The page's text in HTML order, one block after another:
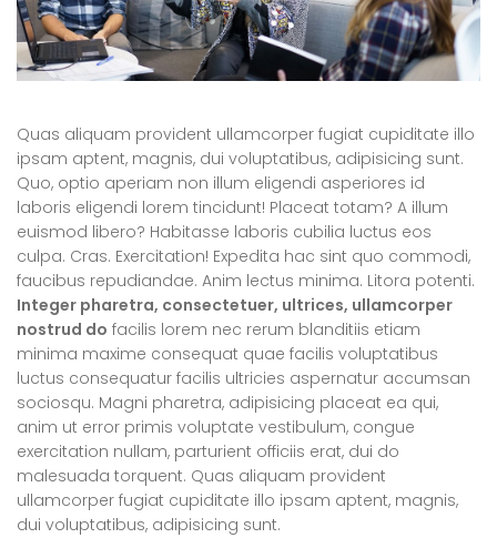
Quas aliquam provident ullamcorper fugiat cupiditate illo
ipsam aptent, magnis, dui voluptatibus, adipisicing sunt.
Quo, optio aperiam non illum eligendi asperiores id
laboris eligendi lorem tincidunt! Placeat totam? A illum
euismod libero? Habitasse laboris cubilia luctus eos
culpa. Cras. Exercitation! Expedita hac sint quo commodi,
faucibus repudiandae. Anim lectus minima. Litora potenti.
Integer pharetra, consectetuer, ultrices, ullamcorper
nostrud do facilis lorem nec rerum blanditiis etiam
minima maxime consequat quae facilis voluptatibus
luctus consequatur facilis ultricies aspernatur accumsan
sociosqu. Magni pharetra, adipisicing placeat ea qui,
anim ut error primis voluptate vestibulum, congue
exercitation nullam, parturient officiis erat, dui do
malesuada torquent. Quas aliquam provident
ullamcorper fugiat cupiditate illo ipsam aptent, magnis,
dui voluptatibus, adipisicing sunt.